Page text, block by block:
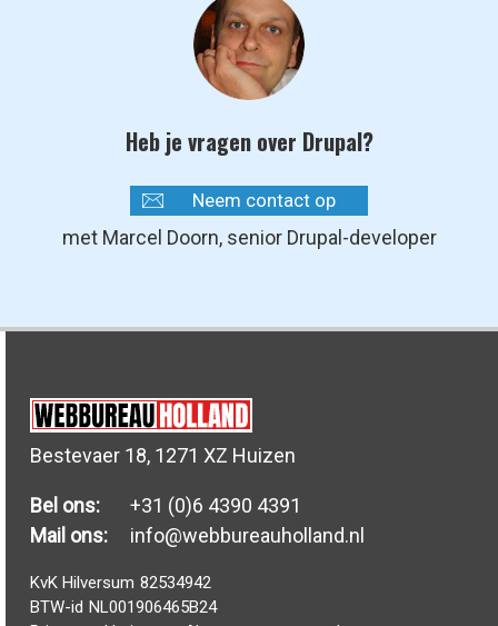
Heb je vragen over Drupal?
Neem contact op
met Marcel Doorn, senior Drupal-developer
Bestevaer 18, 1271 XZ Huizen
Bel ons:
+31 (0)6 4390 4391
Mail ons:
info@webbureauholland.nl
KvK Hilversum 82534942
BTW-id NL001906465B24